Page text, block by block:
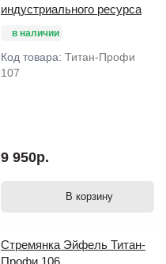
индустриального ресурса
в наличии
Код товара: Титан-Профи
107
9 950р.
В корзину
Стремянка Эйфель Титан-
Профи 106